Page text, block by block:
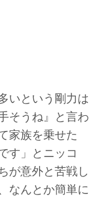
いという剛力は
そうね』と言わ
家族を乗せた
す」とニッコ
が意外と苦戦し
なんとか簡単に